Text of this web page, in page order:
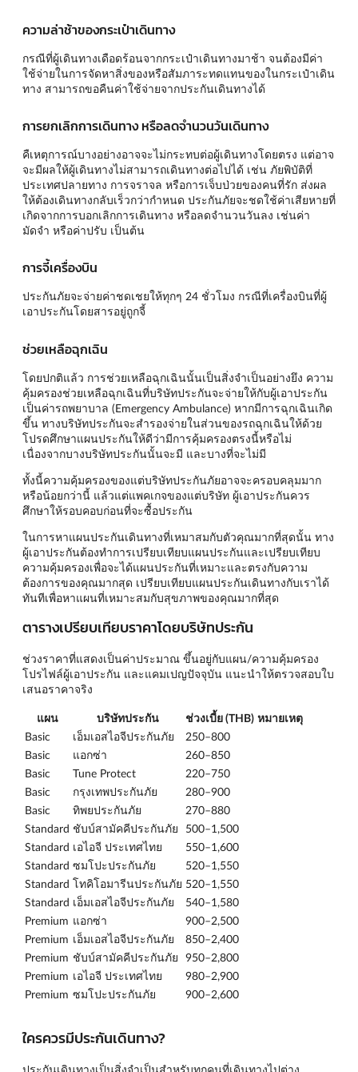
ความล่าช้าของกระเป๋าเดินทาง
กรณีที่ผู้เดินทางเดือดร้อนจากกระเป๋าเดินทางมาช้า จนต้องมีค่า
ใช้จ่ายในการจัดหาสิ่งของหรือสัมภาระทดแทนของในกระเป๋าเดิน
ทาง สามารถขอคืนค่าใช้จ่ายจากประกันเดินทางได้
การยกเลิกการเดินทาง หรือลดจำนวนวันเดินทาง
คืเหตุการณ์บางอย่างอาจจะไม่กระทบต่อผู้เดินทางโดยตรง แต่อาจ
จะมีผลให้ผู้เดินทางไม่สามารถเดินทางต่อไปได้ เช่น ภัยพิบัติที่
ประเทศปลายทาง การจราจล หรือการเจ็บป่วยของคนที่รัก ส่งผล
ให้ต้องเดินทางกลับเร็วกว่ากำหนด ประกันภัยจะชดใช้ค่าเสียหายที่
เกิดจากการบอกเลิกการเดินทาง หรือลดจำนวนวันลง เช่นค่า
มัดจำ หรือค่าปรับ เป็นต้น
การจี้เครื่องบิน
ประกันภัยจะจ่ายค่าชดเชยให้ทุกๆ 24 ชั่วโมง กรณีที่เครื่องบินที่ผู้
เอาประกันโดยสารอยู่ถูกจี้
ช่วยเหลือฉุกเฉิน
โดยปกติแล้ว การช่วยเหลือฉุกเฉินนั้นเป็นสิ่งจำเป็นอย่างยึง ความ
คุ้มครองช่วยเหลือฉุกเฉินที่บริษัทประกันจะจ่ายให้กับผู้เอาประกัน
เป็นค่ารถพยาบาล (Emergency Ambulance) หากมีการฉุกเฉินเกิด
ขึ้น ทางบริษัทประกันจะสำรองจ่ายในส่วนของรถฉุกเฉินให้ด้วย
โปรดศึกษาแผนประกันให้ดีว่ามีการคุ้มครองตรงนี้หรือไม่
เนื่องจากบางบริษัทประกันนั้นจะมี และบางที่จะไม่มี
ทั้งนี้ความคุ้มครองของแต่บริษัทประกันภัยอาจจะครอบคลุมมาก
หรือน้อยกว่านี้ แล้วแต่แพคเกจของแต่บริษัท ผู้เอาประกันควร
ศึกษาให้รอบคอบก่อนที่จะซื้อประกัน
ในการหาแผนประกันเดินทางที่เหมาสมกับตัวคุณมากที่สุดนั้น ทาง
ผู้เอาประกันต้องทำการเปรียบเทียบแผนประกันและเปรียบเทียบ
ความคุ้มครองเพื่อจะได้แผนประกันที่เหมาะและตรงกับความ
ต้องการของคุณมากสุด เปรียบเทียบแผนประกันเดินทางกับเราได้
ทันทีเพื่อหาแผนที่เหมาะสมกับสุขภาพของคุณมากที่สุด
ตารางเปรียบเทียบราคาโดยบริษัทประกัน
ช่วงราคาที่แสดงเป็นค่าประมาณ ขึ้นอยู่กับแผน/ความคุ้มครอง
โปรไฟล์ผู้เอาประกัน และแคมเปญปัจจุบัน แนะนำให้ตรวจสอบใบ
เสนอราคาจริง
แผน บริษัทประกัน ช่วงเบี้ย (THB) หมายเหตุ
Basic
เอ็มเอสไอจีประกันภัย
250–800
Basic
แอกซ่า
260–850
Basic
Tune Protect
220–750
Basic
กรุงเทพประกันภัย
280–900
Basic
ทิพยประกันภัย
270–880
Standard ชับบ์สามัคคีประกันภัย
500–1,500
Standard เอไอจี ประเทศไทย
550–1,600
Standard ซมโปะประกันภัย
520–1,550
Standard โทคิโอมารีนประกันภัย 520–1,550
Standard เอ็มเอสไอจีประกันภัย
540–1,580
Premium แอกซ่า
900–2,500
Premium เอ็มเอสไอจีประกันภัย
850–2,400
Premium ชับบ์สามัคคีประกันภัย 950–2,800
Premium เอไอจี ประเทศไทย
980–2,900
Premium ซมโปะประกันภัย 900–2,600
ใครควรมีประกันเดินทาง?
ประกันเดินทางเป็นสิ่งจำเป็นสำหรับทุกคนที่เดินทางไปต่าง